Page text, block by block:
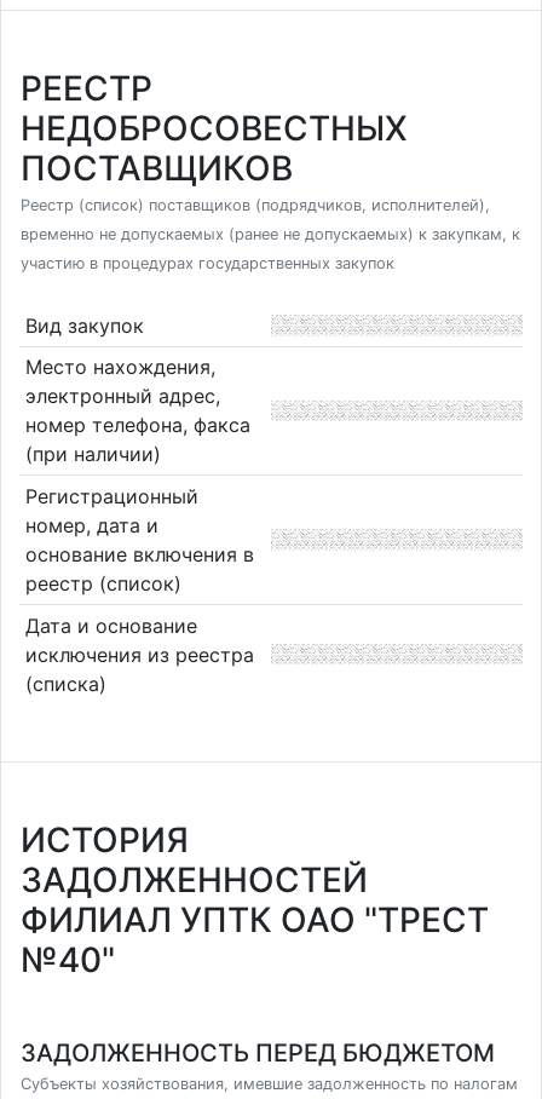
РЕЕСТР
НЕДОБРОСОВЕСТНЫХ
ПОСТАВЩИКОВ
Реестр (список) поставщиков (подрядчиков, исполнителей),
временно не допускаемых (ранее не допускаемых) к закупкам, к
участию в процедурах государственных закупок
Вид закупок
Место нахождения,
электронный адрес,
номер телефона, факса
(при наличии)
Регистрационный
номер, дата и
основание включения в
реестр (список)
Дата и основание
исключения из реестра
(списка)
ИСТОРИЯ
ЗАДОЛЖЕННОСТЕЙ
ФИЛИАЛ УПТК ОАО "ТРЕСТ
№40"
ЗАДОЛЖЕННОСТЬ ПЕРЕД БЮДЖЕТОМ
Субъекты хозяйствования, имевшие задолженность по налогам